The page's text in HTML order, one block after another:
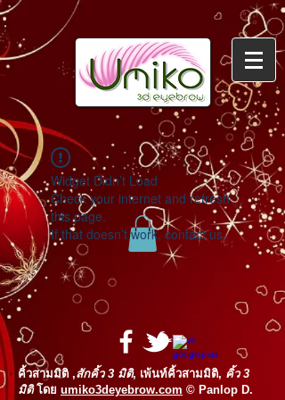
Widget Didn’t Load
Check your internet and refresh
this page.
If that doesn’t work, contact us.
คิ้วสามมิติ ,สักคิ้ว3 มิติ, เพ้นท์คิ้วสามมิติ, คิ้ว 3
มิติโดย umiko3deyebrow.com © Panlop D.